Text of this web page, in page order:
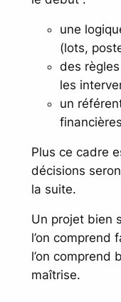
une
(lots,
des
les
un
financières
Plus ce cadre
décisions
la suite.
Un projet bien
l’on comprend
l’on comprend
maîtrise.